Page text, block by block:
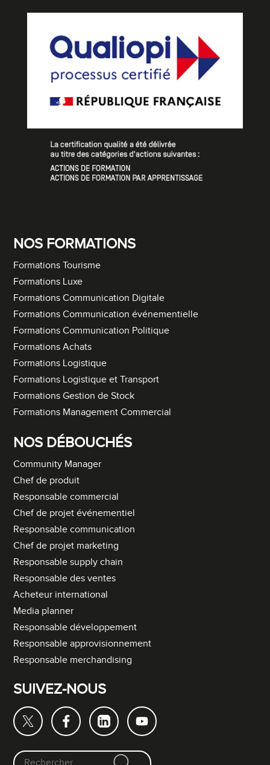
NOS FORMATIONS
Formations Tourisme
Formations Luxe
Formations Communication Digitale
Formations Communication événementielle
Formations Communication Politique
Formations Achats
Formations Logistique
Formations Logistique et Transport
Formations Gestion de Stock
Formations Management Commercial
NOS DÉBOUCHÉS
Community Manager
Chef de produit
Responsable commercial
Chef de projet événementiel
Responsable communication
Chef de projet marketing
Responsable supply chain
Responsable des ventes
Acheteur international
Media planner
Responsable développement
Responsable approvisionnement
Responsable merchandising
SUIVEZ-NOUS